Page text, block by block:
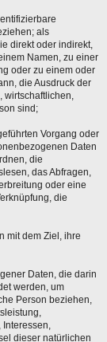
als
direkt oder indirekt,
Namen, zu einer
oder zu einem oder
die Ausdruck der
wirtschaftlichen,
sind;
Vorgang oder
Daten
die
das Abfragen,
oder eine
die
mit dem Ziel, ihre
Daten, die darin
werden, um
Person beziehen,
Interessen,
dieser natürlichen